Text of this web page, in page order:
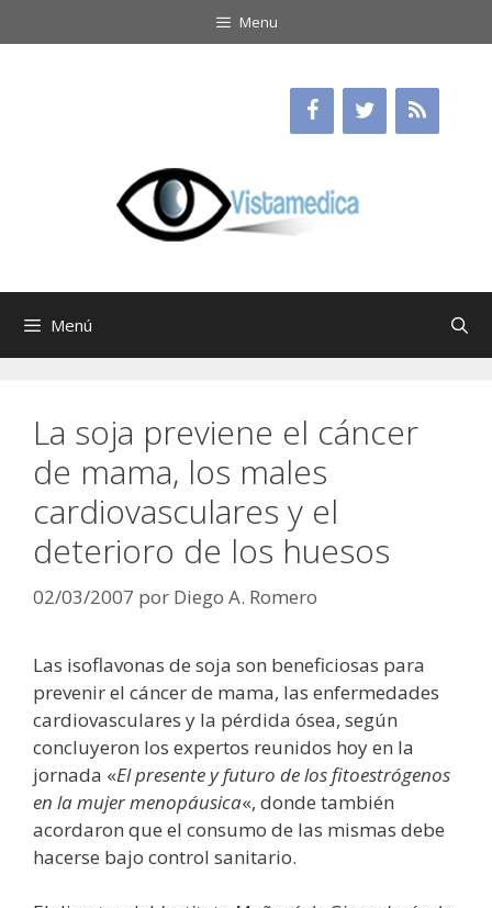
al
Menu
Menú
La soja previene el cáncer
de mama, los males
cardiovasculares y el
deterioro de los huesos
02/03/2007 por Diego A. Romero
Las isoflavonas de soja son beneficiosas para
prevenir el cáncer de mama, las enfermedades
cardiovasculares y la pérdida ósea, según
concluyeron los expertos reunidos hoy en la
jornada «El presente y futuro de los fitoestrógenos
en la mujer menopáusica«, donde también
acordaron que el consumo de las mismas debe
hacerse bajo control sanitario.